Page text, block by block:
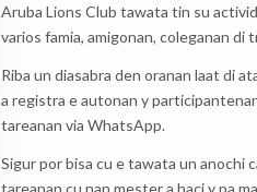
Aruba Lions Club tawata tin su
varios famia, amigonan, coleganan di
Riba un diasabra den oranan laat di
a registra e autonan y
tareanan via WhatsApp.
Sigur por bisa cu e tawata un anochi
tareanan cu nan mester a haci y pa